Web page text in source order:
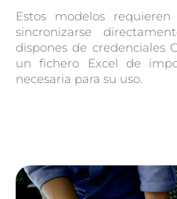
Estos modelos
sincronizarse
dispones de credenciales
un fichero Excel de
necesaria para su uso.